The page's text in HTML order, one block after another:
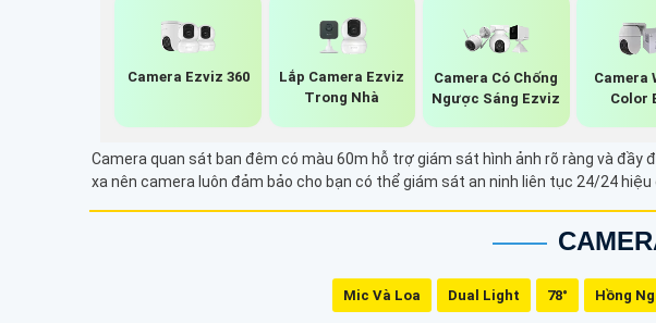
Camera Ezviz 360
Lắp Camera Ezviz
Trong Nhà
Camera Có Chống
Ngược Sáng Ezviz
Camera
Color
Camera quan sát ban đêm có màu 60m hỗ trợ giám sát hình ảnh rõ ràng và
xa nên camera luôn đảm bảo cho bạn có thể giám sát an ninh liên tục 24/24 hiệu
Mic Và Loa Dual Light 78° Hồng